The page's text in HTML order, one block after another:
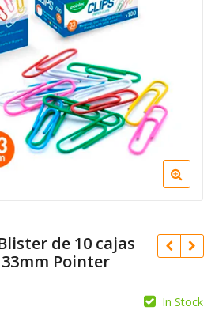
de 10 cajas
Pointer
In Stock